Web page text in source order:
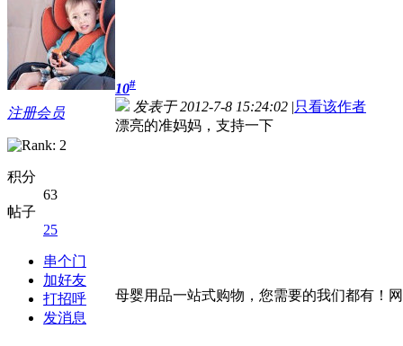
注册会员
积分
63
帖子
25
串个门
加好友
打招呼
发消息
10#
发表于 2012-7-8 15:24:02 |只看该作者
漂亮的准妈妈，支持一下
母婴用品一站式购物，您需要的我们都有！网